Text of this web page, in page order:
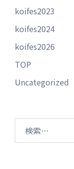
koifes2023
koifes2024
koifes2026
TOP
Uncategorized